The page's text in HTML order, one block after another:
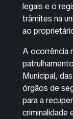
legais e o
trâmites na
ao
A ocorrência
Municipal,
órgãos de
para a
criminalidade